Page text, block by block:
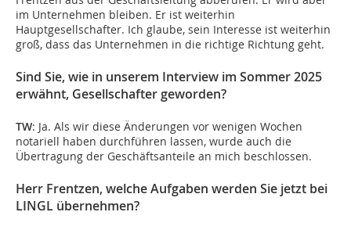
im Unternehmen bleiben. Er ist weiterhin
Hauptgesellschafter. Ich glaube, sein Interesse ist weiterhin
groß, dass das Unternehmen in die richtige Richtung geht.
Sind Sie, wie in unserem Interview im Sommer 2025
erwähnt, Gesellschafter geworden?
TW: Ja. Als wir diese Änderungen vor wenigen Wochen
notariell haben durchführen lassen, wurde auch die
Übertragung der Geschäftsanteile an mich beschlossen.
Herr Frentzen, welche Aufgaben werden Sie jetzt bei
LINGL übernehmen?